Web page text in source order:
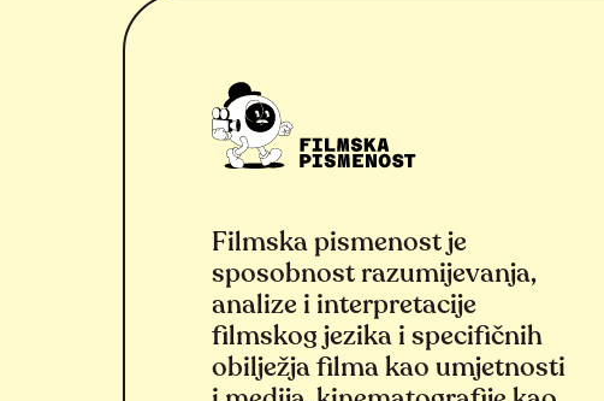
Filmska pismenost je
sposobnost razumijevanja,
analize i interpretacije
filmskog jezika i specifičnih
obilježja filma kao umjetnosti